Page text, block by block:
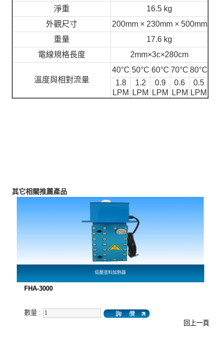
淨重
16.5 kg
外觀尺寸
200mm × 230mm × 500mm
重量
17.6 kg
電線規格長度
2mm×3c×280cm
溫度與相對流量
40°C 50°C 60°C 70°C 80°C
1.8
LPM
1.2
LPM
0.9
LPM
0.6
LPM
0.5
LPM
其它相關推薦產品
低壓塗料加熱器
FHA-3000
數量 :
回上一頁